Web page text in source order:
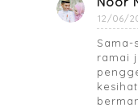
12/06/
Sama-
ramai